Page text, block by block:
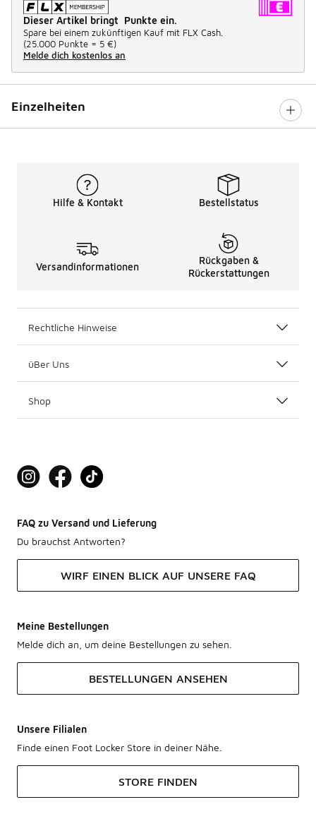
Dieser Artikel bringt Punkte ein.
Spare bei einem zukünftigen Kauf mit FLX Cash.
(25.000 Punkte = 5 €)
Melde dich kostenlos an
Einzelheiten
Hilfe & Kontakt Bestellstatus
Versandinformationen
Rückgaben &
Rückerstattungen
Rechtliche Hinweise
üBer Uns
Shop
FAQ zu Versand und Lieferung
Du brauchst Antworten?
WIRF EINEN BLICK AUF UNSERE FAQ
Meine Bestellungen
Melde dich an, um deine Bestellungen zu sehen.
BESTELLUNGEN ANSEHEN
Unsere Filialen
Finde einen Foot Locker Store in deiner Nähe.
STORE FINDEN